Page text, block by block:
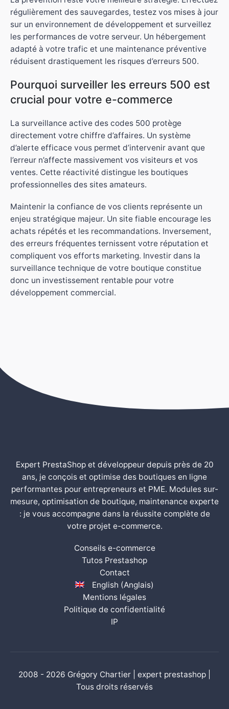
régulièrement des sauvegardes, testez vos mises à jour
sur un environnement de développement et surveillez
les performances de votre serveur. Un hébergement
adapté à votre trafic et une maintenance préventive
réduisent drastiquement les risques d’erreurs 500.
Pourquoi surveiller les erreurs 500 est
crucial pour votre e-commerce
La surveillance active des codes 500 protège
directement votre chiffre d’affaires. Un système
d’alerte efficace vous permet d’intervenir avant que
l’erreur n’affecte massivement vos visiteurs et vos
ventes. Cette réactivité distingue les boutiques
professionnelles des sites amateurs.
Maintenir la confiance de vos clients représente un
enjeu stratégique majeur. Un site fiable encourage les
achats répétés et les recommandations. Inversement,
des erreurs fréquentes ternissent votre réputation et
compliquent vos efforts marketing. Investir dans la
surveillance technique de votre boutique constitue
donc un investissement rentable pour votre
développement commercial.
Expert PrestaShop et développeur depuis près de 20
ans, je conçois et optimise des boutiques en ligne
performantes pour entrepreneurs et PME. Modules sur-
mesure, optimisation de boutique, maintenance experte
: je vous accompagne dans la réussite complète de
votre projet e-commerce.
Conseils e-commerce
Tutos Prestashop
Contact
English (Anglais)
Mentions légales
Politique de confidentialité
IP
2008 - 2026 Grégory Chartier | expert prestashop |
Tous droits réservés